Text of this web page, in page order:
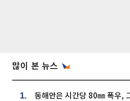
많이 본 뉴스
1.